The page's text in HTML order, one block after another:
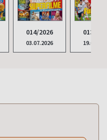
014/2026
03.07.2026
013/